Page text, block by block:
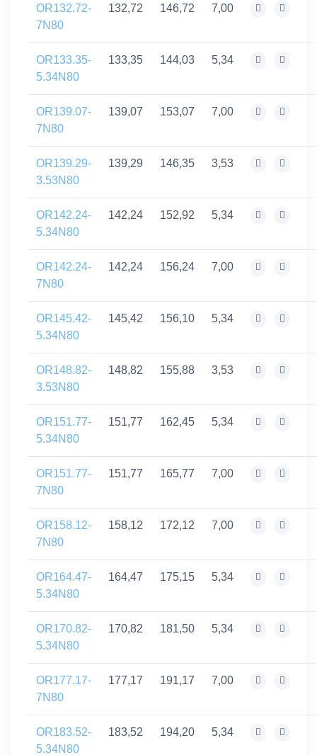
OR132.72-
7N80
132,72 146,72 7,00
OR133.35-
5.34N80
133,35 144,03 5,34
OR139.07-
7N80
139,07 153,07 7,00
OR139.29-
3.53N80
139,29 146,35 3,53
OR142.24-
5.34N80
142,24 152,92 5,34
OR142.24-
7N80
142,24 156,24 7,00
OR145.42-
5.34N80
145,42 156,10 5,34
OR148.82-
3.53N80
148,82 155,88 3,53
OR151.77-
5.34N80
151,77 162,45 5,34
OR151.77-
7N80
151,77 165,77 7,00
OR158.12-
7N80
158,12 172,12 7,00
OR164.47-
5.34N80
164,47 175,15 5,34
OR170.82-
5.34N80
170,82 181,50 5,34
OR177.17-
7N80
177,17 191,17 7,00
OR183.52-
5.34N80
183,52 194,20 5,34